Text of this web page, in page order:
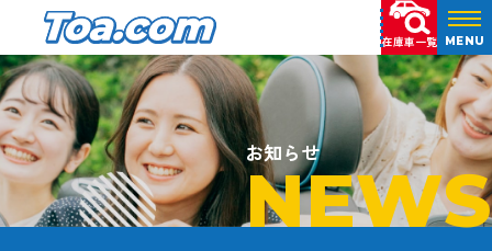
在庫車一覧 MENU
お知らせ
NEWS